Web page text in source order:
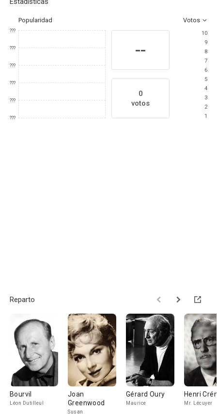
Popularidad Votos
???
???
???
???
???
???
--
0
votos
10
9
8
7
6
5
4
3
2
1
Reparto
Bourvil
Léon Dutilleul
Joan
Greenwood
Susan
Gérard Oury
Maurice
Henri
Mr. Lécuyer